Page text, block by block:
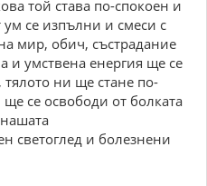
той става по-спокоен и
се изпълни и смеси с
мир, обич, състрадание
и умствена енергия ще се
тялото ни ще стане по-
се освободи от болката
светоглед и болезнени